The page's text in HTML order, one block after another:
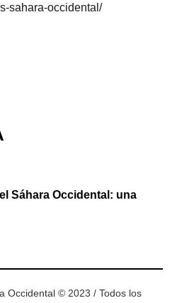
sahara-occidental/
Sáhara Occidental: una
Occidental © 2023 / Todos los